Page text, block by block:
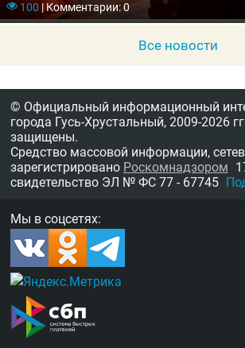
100 |Комментарии: 0
Все новости
© Официальный информационный
города Гусь-Хрустальный, 2009-2026
защищены.
Средство массовой информации,
зарегистрировано Роскомнадзором
свидетельство ЭЛ № ФС 77 - 67745
Мы в соцсетях: